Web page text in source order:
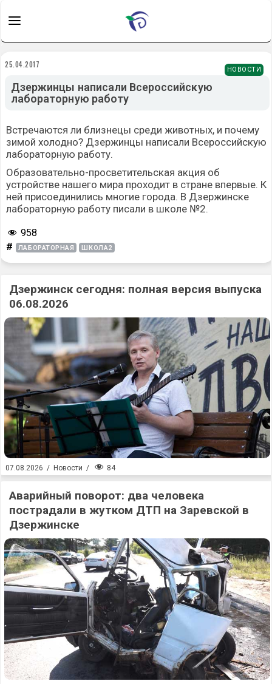
НОВОСТИ
25.04.2017
Дзержинцы написали Всероссийскую
лабораторную работу
Встречаются ли близнецы среди животных, и почему
зимой холодно? Дзержинцы написали Всероссийскую
лабораторную работу.
Образовательно-просветительская акция об
устройстве нашего мира проходит в стране впервые. К
ней присоединились многие города. В Дзержинске
лабораторную работу писали в школе №2.
958
# ЛАБОРАТОРНАЯ ШКОЛА2
Дзержинск сегодня: полная версия выпуска
06.08.2026
07.08.2026 / Новости / 84
Аварийный поворот: два человека
пострадали в жутком ДТП на Заревской в
Дзержинске